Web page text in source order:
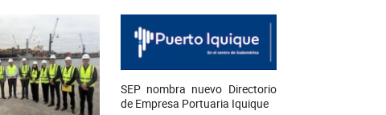
SEP nombra nuevo Directorio
de Empresa Portuaria Iquique